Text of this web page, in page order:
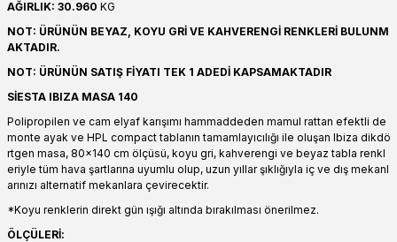
AĞIRLIK: 30.960 KG
NOT: ÜRÜNÜN BEYAZ, KOYU GRİ VE KAHVERENGİ RENKLERİ BULUNM
AKTADIR.
NOT: ÜRÜNÜN SATIŞ FİYATI TEK 1 ADEDİ KAPSAMAKTADIR
SİESTA IBIZA MASA 140
Polipropilen ve cam elyaf karışımı hammaddeden mamul rattan efektli de
monte ayak ve HPL compact tablanın tamamlayıcılığı ile oluşan Ibiza dikdö
rtgen masa, 80x140 cm ölçüsü, koyu gri, kahverengi ve beyaz tabla renkl
eriyle tüm hava şartlarına uyumlu olup, uzun yıllar şıklığıyla iç ve dış mekanl
arınızı alternatif mekanlara çevirecektir.
*Koyu renklerin direkt gün ışığı altında bırakılması önerilmez.
ÖLÇÜLERİ: